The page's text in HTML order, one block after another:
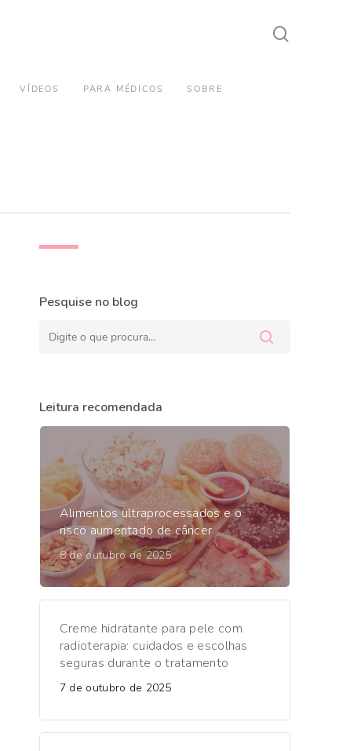
VÍDEOS PARA MÉDICOS SOBRE
Pesquise no blog
Leitura recomendada
Alimentos ultraprocessados e o
risco aumentado de câncer
8 de outubro de 2025
Creme hidratante para pele com
radioterapia: cuidados e escolhas
seguras durante o tratamento
7 de outubro de 2025